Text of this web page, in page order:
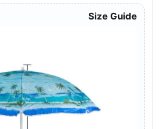
Size Guide